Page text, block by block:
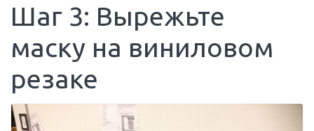
Шаг 3: Вырежьте
маску на виниловом
резаке